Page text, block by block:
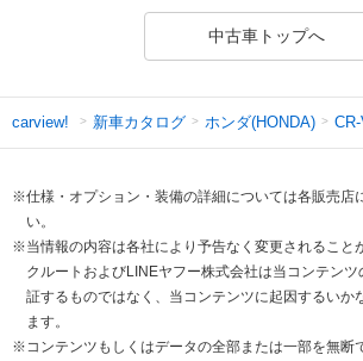
中古車トップへ
carview! 新車カタログ ホンダ(HONDA)
※仕様・オプション・装備の詳細については各販売店
い。
※当情報の内容は各社により予告なく変更されること
クルートおよびLINEヤフー株式会社は当コンテン
証するものではなく、当コンテンツに起因するいか
ます。
※コンテンツもしくはデータの全部または一部を無断